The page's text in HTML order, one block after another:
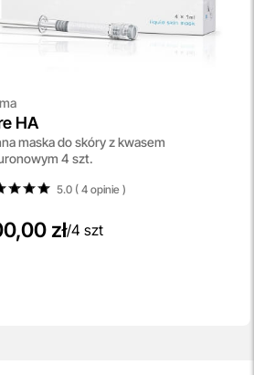
HA
maska do skóry z kwasem
4 szt.
5.0 ( 4opinie)
zł/4 szt